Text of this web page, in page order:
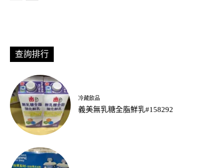
查詢排行
冷藏飲品
義美無乳糖全脂鮮乳#158292